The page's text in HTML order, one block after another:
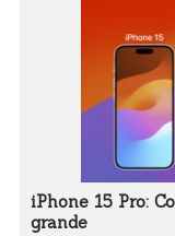
iPhone 15 Pro:
grande